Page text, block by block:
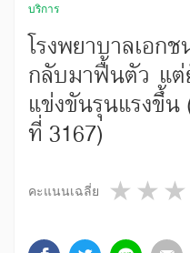
บริการ
โรงพยาบาลเอก
กลับมาฟื้นตัว แต่
แข่งขันรุนแรงขึ้
ที่ 3167)
คะแนนเฉลี่ย 2
1